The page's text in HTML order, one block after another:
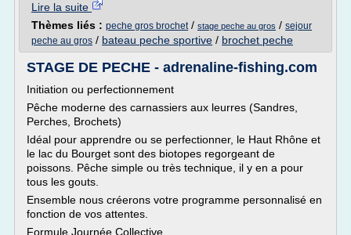
Lire la suite
Thèmes liés : peche gros brochet/ stage peche au gros / sejour
peche au gros / bateau peche sportive / brochet peche
STAGE DE PECHE - adrenaline-fishing.com
Initiation ou perfectionnement
Pêche moderne des carnassiers aux leurres (Sandres,
Perches, Brochets)
Idéal pour apprendre ou se perfectionner, le Haut Rhône et
le lac du Bourget sont des biotopes regorgeant de
poissons. Pêche simple ou très technique, il y en a pour
tous les gouts.
Ensemble nous créerons votre programme personnalisé en
fonction de vos attentes.
Formule Journée Collective